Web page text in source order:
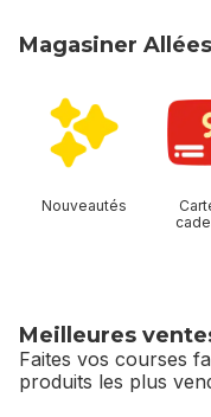
Magasiner Allées
Nouveautés
Meilleures
Faites vos courses
produits les plus